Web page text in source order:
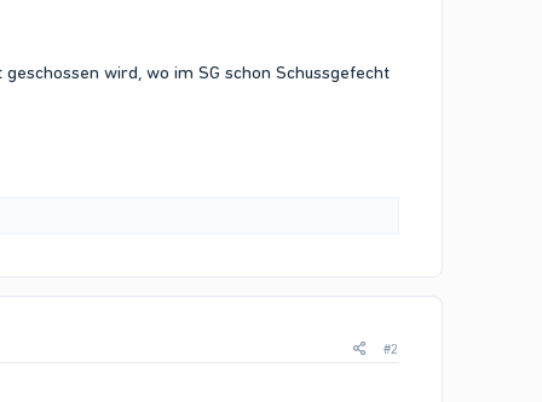
wird, wo im SG schon Schussgefecht
#2